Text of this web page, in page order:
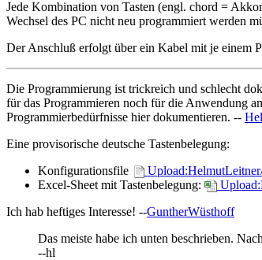
Jede Kombination von Tasten (engl. chord =
Wechsel des PC nicht neu programmiert werden
Der Anschluß erfolgt über ein Kabel mit je einem
Die Programmierung ist trickreich und schlecht
für das Programmieren noch für die Anwendung
Programmierbedürfnisse hier dokumentieren. --
Eine provisorische deutsche Tastenbelegung:
Konfigurationsfile
Excel-Sheet mit Tastenbelegung:
Ich hab heftiges Interesse! --GuntherWüsthoff
Das meiste habe ich unten beschrieben.
--hl